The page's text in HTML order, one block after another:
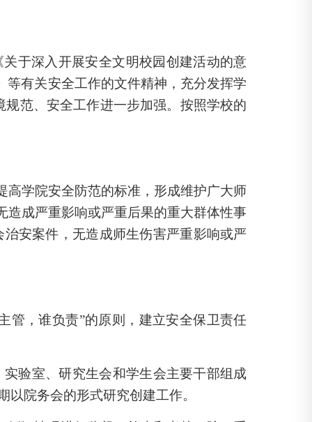
于深入开展安全文明校园创建活动的意
等有关安全工作的文件精神，充分发挥学
范、安全工作进一步加强。按照学校的
高学院安全防范的标准，形成维护广大师
造成严重影响或严重后果的重大群体性事
安案件，无造成师生伤害严重影响或严
管，谁负责”的原则，建立安全保卫责任
验室、研究生会和学生会主要干部组成
院务会的形式研究创建工作。